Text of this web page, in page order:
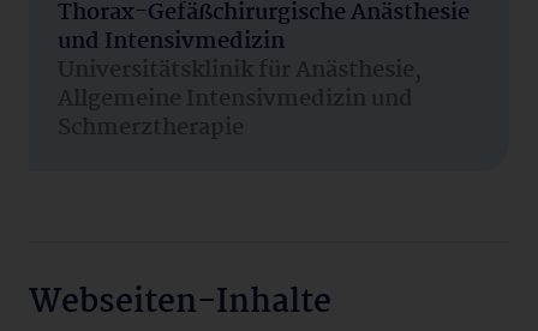
Thorax-Gefäßchirurgische Anästhesie
und Intensivmedizin
Universitätsklinik für Anästhesie,
Allgemeine Intensivmedizin und
Schmerztherapie
Webseiten-Inhalte